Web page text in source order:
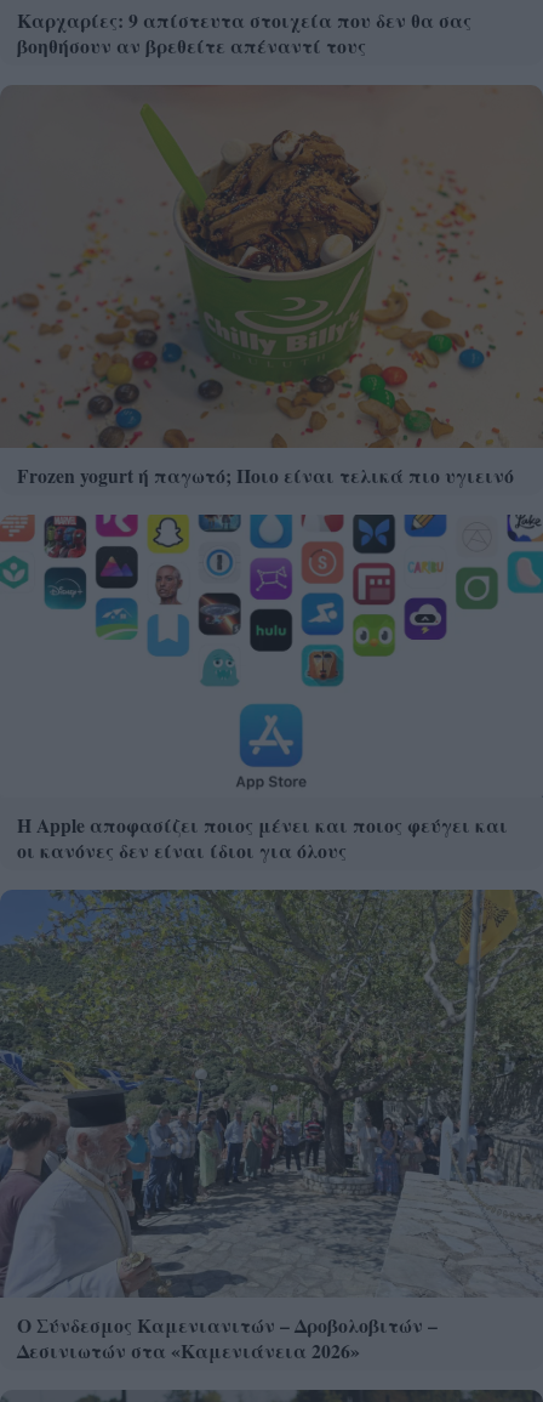
Καρχαρίες: 9 απίστευτα στοιχεία που δεν θα σας
βοηθήσουν αν βρεθείτε απέναντί τους
Frozen yogurt ή παγωτό; Ποιο είναι τελικά πιο υγιεινό
Η Apple αποφασίζει ποιος μένει και ποιος φεύγει και
οι κανόνες δεν είναι ίδιοι για όλους
Ο Σύνδεσμος Καμενιανιτών – Δροβολοβιτών –
Δεσινιωτών στα «Καμενιάνεια 2026»